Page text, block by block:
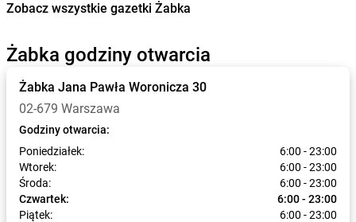
Zobacz wszystkie gazetki Żabka
Żabka godziny otwarcia
Żabka Jana Pawła Woronicza 30
02-679 Warszawa
Godziny otwarcia:
Poniedziałek:
6:00 - 23:00
Wtorek:
6:00 - 23:00
Środa:
6:00 - 23:00
Czwartek:
6:00 - 23:00
Piątek:
6:00 - 23:00